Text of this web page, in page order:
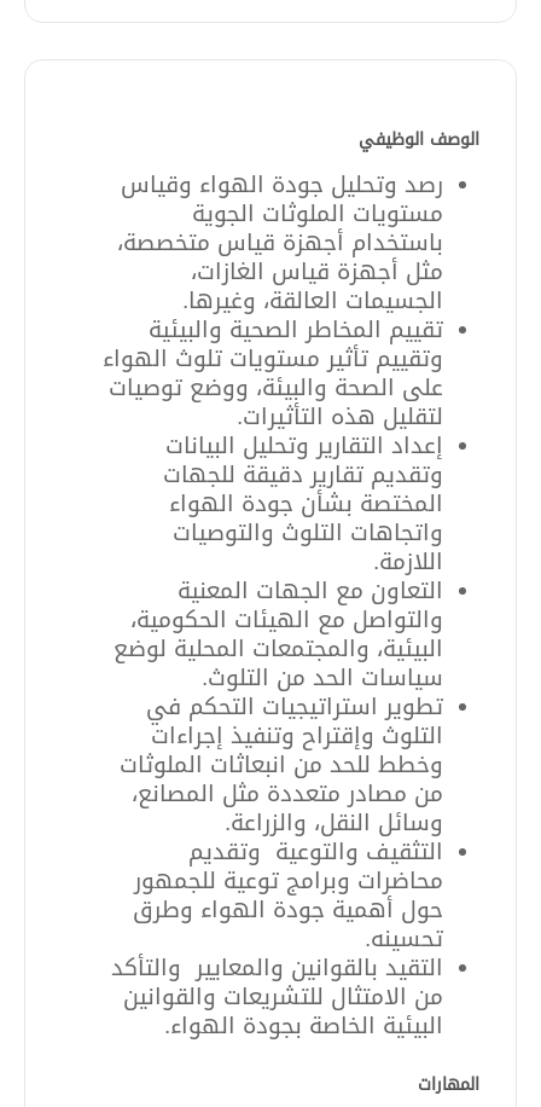
الوصف الوظيفي
رصد وتحليل جودة الهواء وقياس
مستويات الملوثات الجوية
باستخدام أجهزة قياس متخصصة،
مثل أجهزة قياس الغازات،
الجسيمات العالقة، وغيرها.
تقييم المخاطر الصحية والبيئية
وتقييم تأثير مستويات تلوث الهواء
على الصحة والبيئة، ووضع توصيات
لتقليل هذه التأثيرات.
إعداد التقارير وتحليل البيانات
وتقديم تقارير دقيقة للجهات
المختصة بشأن جودة الهواء
واتجاهات التلوث والتوصيات
اللازمة.
التعاون مع الجهات المعنية
والتواصل مع الهيئات الحكومية،
البيئية، والمجتمعات المحلية لوضع
سياسات الحد من التلوث.
تطوير استراتيجيات التحكم في
التلوث وإقتراح وتنفيذ إجراءات
وخطط للحد من انبعاثات الملوثات
من مصادر متعددة مثل المصانع،
وسائل النقل، والزراعة.
التثقيف والتوعية وتقديم
محاضرات وبرامج توعية للجمهور
حول أهمية جودة الهواء وطرق
تحسينه.
التقيد بالقوانين والمعايير والتأكد
من الامتثال للتشريعات والقوانين
البيئية الخاصة بجودة الهواء.
المهارات